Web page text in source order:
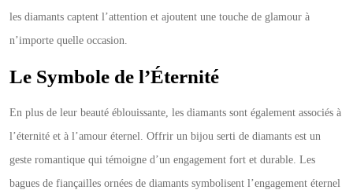
les diamants captent l’attention et ajoutent une touche de glamour à
n’importe quelle occasion.
Le Symbole de l’Éternité
En plus de leur beauté éblouissante, les diamants sont également associés à
l’éternité et à l’amour éternel. Offrir un bijou serti de diamants est un
geste romantique qui témoigne d’un engagement fort et durable. Les
bagues de fiançailles ornées de diamants symbolisent l’engagement éternel